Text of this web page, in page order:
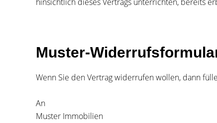
Muster-
Wenn Sie den Vertrag widerrufen wollen, dann
An
Muster Immobilien